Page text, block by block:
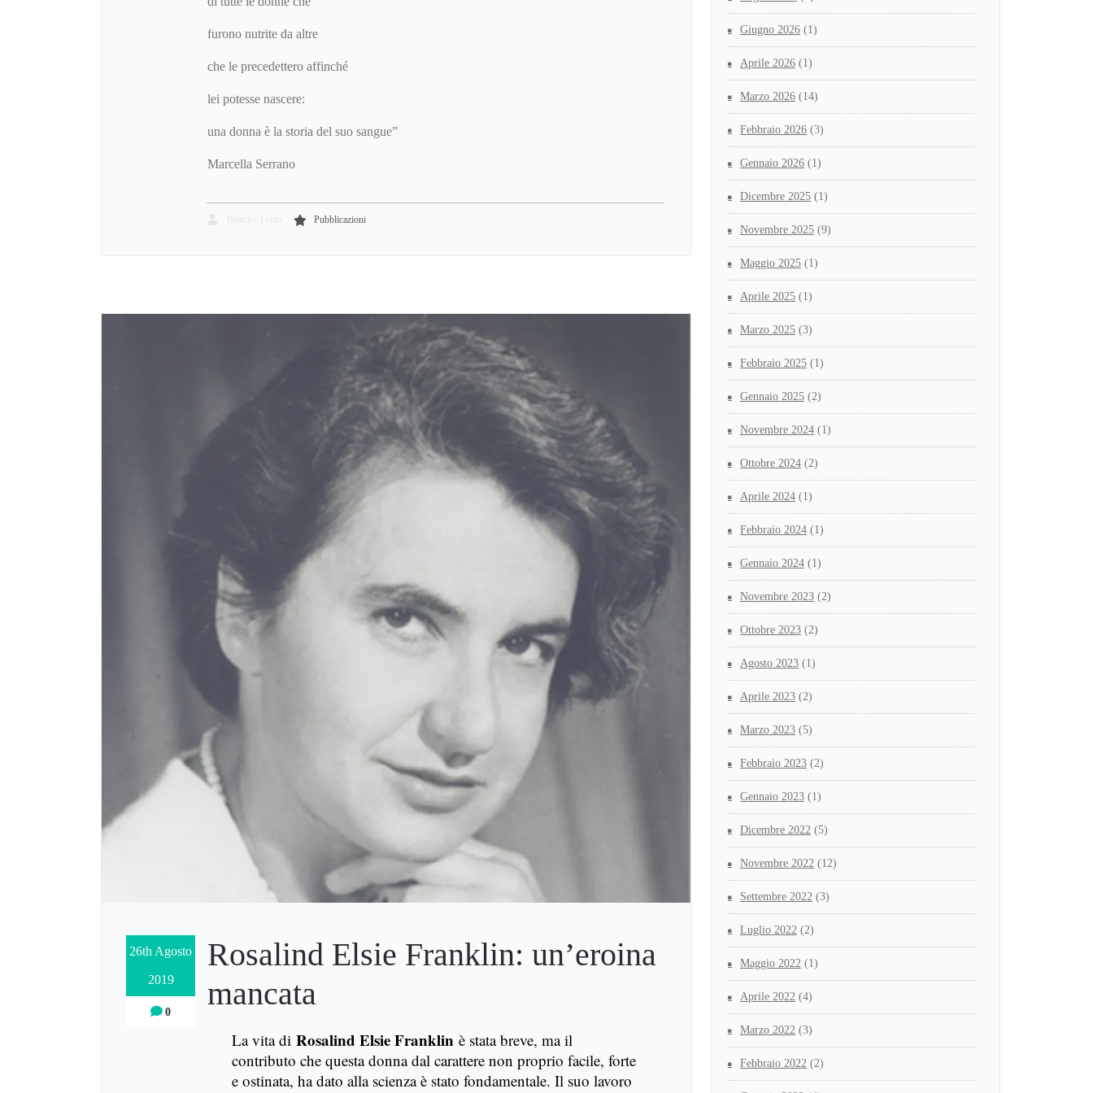
furono nutrite da altre
che le precedettero affinché
lei potesse nascere:
una donna è la storia del suo sangue”
Marcella Serrano
Pubblicazioni
26th Agosto
2019
0
Rosalind Elsie Franklin: un’eroina
mancata
La vita di Rosalind Elsie Franklin è stata breve, ma il
contributo che questa donna dal carattere non proprio facile, forte
e ostinata, ha dato alla scienza è stato fondamentale. Il suo lavoro
Giugno 2026 (1)
Aprile 2026 (1)
Marzo 2026 (14)
Febbraio 2026 (3)
Gennaio 2026 (1)
Dicembre 2025 (1)
Novembre 2025 (9)
Maggio 2025 (1)
Aprile 2025 (1)
Marzo 2025 (3)
Febbraio 2025 (1)
Gennaio 2025 (2)
Novembre 2024 (1)
Ottobre 2024 (2)
Aprile 2024 (1)
Febbraio 2024 (1)
Gennaio 2024 (1)
Novembre 2023 (2)
Ottobre 2023 (2)
Agosto 2023 (1)
Aprile 2023 (2)
Marzo 2023 (5)
Febbraio 2023 (2)
Gennaio 2023 (1)
Dicembre 2022 (5)
Novembre 2022 (12)
Settembre 2022 (3)
Luglio 2022 (2)
Maggio 2022 (1)
Aprile 2022 (4)
Marzo 2022 (3)
Febbraio 2022 (2)